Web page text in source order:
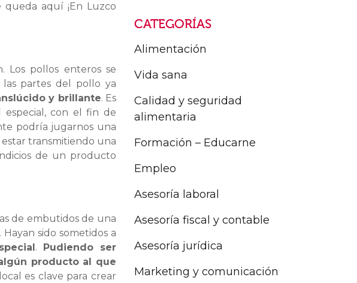
aquí ¡En Luzco
Los pollos enteros se
partes del pollo ya
y brillante. Es
con el fin de
podría jugarnos una
estar transmitiendo una
de un producto
de embutidos de una
sido sometidos a
. Pudiendo ser
producto al que
es clave para crear
CATEGORÍAS
Alimentación
Vida sana
Calidad y seguridad
alimentaria
Formación – Educarne
Empleo
Asesoría laboral
Asesoría fiscal y contable
Asesoría jurídica
Marketing y comunicación